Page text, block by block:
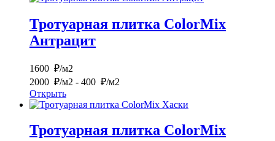
Тротуарная плитка ColorMix
Антрацит
1600 ₽/м2
2000 ₽/м2 - 400 ₽/м2
Открыть
Тротуарная плитка ColorMix